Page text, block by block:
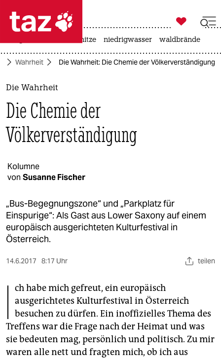
 taz zahl ich
taz zahl ich
themen
politik
öko
kultur
sport
berlin
nord
wahrheit
verlag
verlag
veranstaltungen

taz zahl ich
hitze niedrigwasser waldbrände
Wahrheit Die Wahrheit: Die Chemie der Völkerverständigung
Die Wahrheit
Die Chemie der
Völkerverständigung
Kolumne
von Susanne Fischer
„Bus-Begegnungszone“ und „Parkplatz für
Einspurige“: Als Gast aus Lower Saxony auf einem
europäisch ausgerichteten Kulturfestival in
Österreich.
14.6.2017 8:17 Uhr teilen
I ch habe mich gefreut, ein europäisch
ausgerichtetes Kulturfestival in Österreich
besuchen zu dürfen. Ein inoffizielles Thema des
Treffens war die Frage nach der Heimat und was
sie bedeuten mag, persönlich und politisch. Zu mir
waren alle nett und fragten mich, ob ich aus